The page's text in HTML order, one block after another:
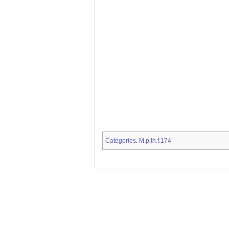
Categories: M.p.th.f.174